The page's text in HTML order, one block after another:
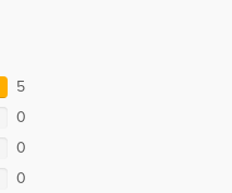
5
0
0
0